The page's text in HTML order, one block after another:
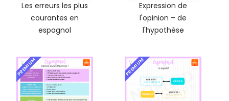
Les erreurs les plus
courantes en
espagnol
Expression de
l'opinion – de
l'hypothèse
PREMIUM PREMIUM